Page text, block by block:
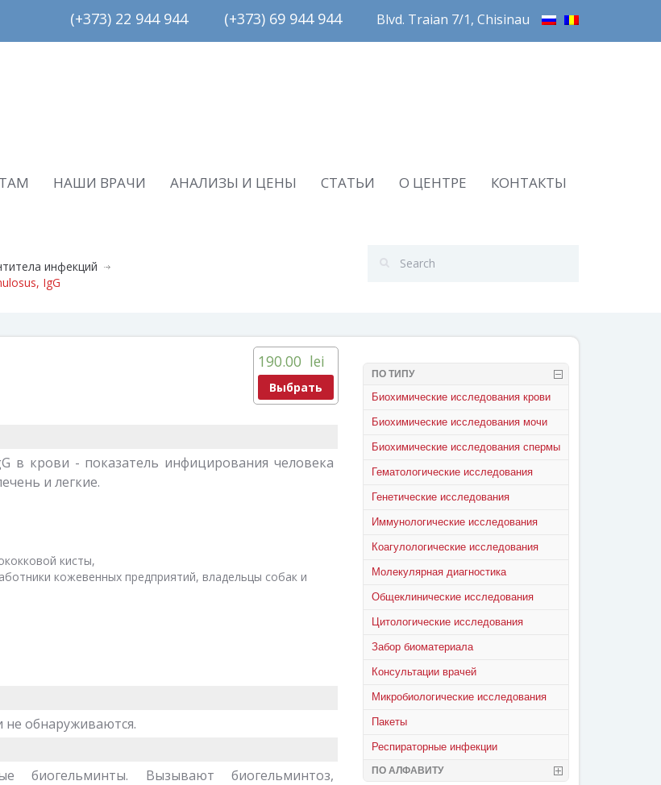
(+373) 22 944 944         (+373) 69 944 944 Blvd. Traian 7/1, Chisinau
НАШИ ВРАЧИ АНАЛИЗЫ И ЦЕНЫ СТАТЬИ О ЦЕНТРЕ КОНТАКТЫ
инфекций
IgG
190.00 lei
Выбрать
в крови - показатель инфицирования человека
и легкие.
кисты,
кожевенных предприятий, владельцы собак и
не обнаруживаются.
биогельминты. Вызывают биогельминтоз,
ПО ТИПУ
Биохимические исследования крови
Биохимические исследования мочи
Биохимические исследования спермы
Гематологические исследования
Генетические исследования
Иммунологические исследования
Коагулологические исследования
Молекулярная диагностика
Общеклинические исследования
Цитологические исследования
Забор биоматериала
Консультации врачей
Микробиологические исследования
Пакеты
Респираторные инфекции
ПО АЛФАВИТУ